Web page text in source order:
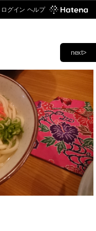
ログイン ヘルプ
next>